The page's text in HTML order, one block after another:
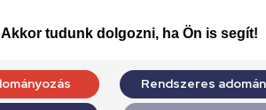
Akkor tudunk dolgozni, ha Ön is segít!